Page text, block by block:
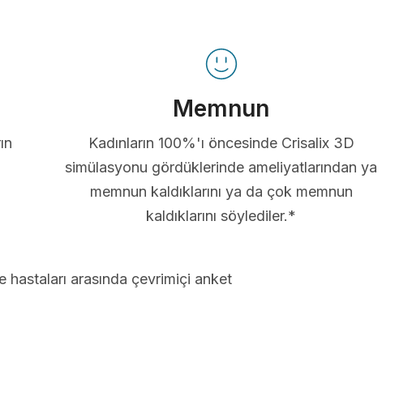
Memnun
Kadınların 100%'ı öncesinde Crisalix 3D
simülasyonu gördüklerinde ameliyatlarından ya
memnun kaldıklarını ya da çok memnun
kaldıklarını söylediler.*
arasında çevrimiçi anket